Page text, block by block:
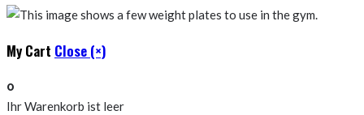
My Cart Close (×)
0
Ihr Warenkorb ist leer